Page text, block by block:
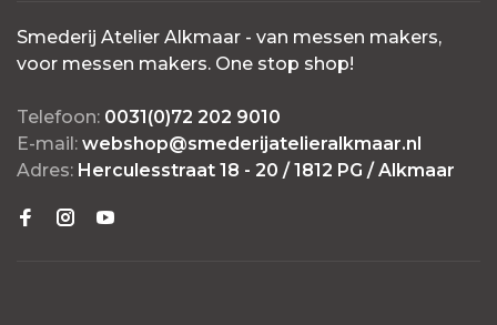
Smederij Atelier Alkmaar - van messen makers,
voor messen makers. One stop shop!
Telefoon: 0031(0)72 202 9010
E-mail: webshop@smederijatelieralkmaar.nl
Adres: Herculesstraat 18 - 20 / 1812 PG / Alkmaar